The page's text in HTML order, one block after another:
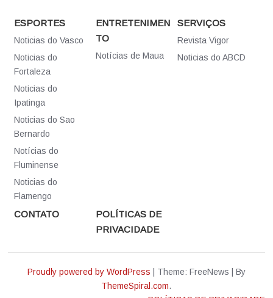
ESPORTES
Noticias do Vasco
Noticias do
Fortaleza
Noticias do
Ipatinga
Noticias do Sao
Bernardo
Notícias do
Fluminense
Noticias do
Flamengo
ENTRETENIMEN
TO
Notícias de Maua
SERVIÇOS
Revista Vigor
Noticias do ABCD
CONTATO
POLÍTICAS DE
PRIVACIDADE
Proudly powered by WordPress Theme: FreeNews
By
ThemeSpiral.com.